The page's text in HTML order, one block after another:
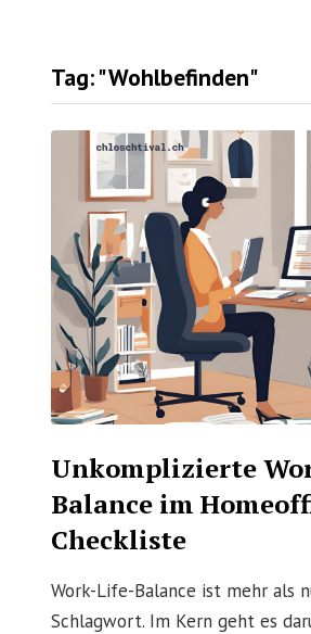
Tag: "Wohlbefinden"
Unkomplizierte
Balance im
Checkliste
Work-Life-Balance ist mehr als
Schlagwort. Im Kern geht es